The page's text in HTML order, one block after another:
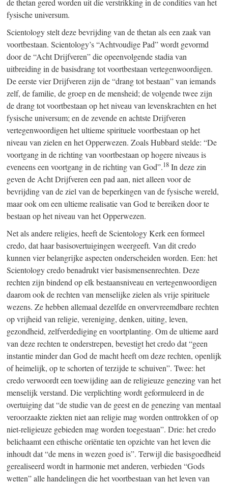
fysische universum.
Scientology stelt deze bevrijding van de thetan als een zaak van
voortbestaan. Scientology’s “Achtvoudige Pad” wordt gevormd
door de “Acht Drijfveren” die opeenvolgende stadia van
uitbreiding in de basisdrang tot voortbestaan vertegenwoordigen.
De eerste vier Drijfveren zijn de “drang tot bestaan” van iemands
zelf, de familie, de groep en de mensheid; de volgende twee zijn
de drang tot voortbestaan op het niveau van levenskrachten en het
fysische universum; en de zevende en achtste Drijfveren
vertegenwoordigen het ultieme spirituele voortbestaan op het
niveau van zielen en het Opperwezen. Zoals Hubbard stelde: “De
voortgang in de richting van voortbestaan op hogere niveaus is
eveneens een voortgang in de richting van God”.18 In deze zin
geven de Acht Drijfveren een pad aan, niet alleen voor de
bevrijding van de ziel van de beperkingen van de fysische wereld,
maar ook om een ultieme realisatie van God te bereiken door te
bestaan op het niveau van het Opperwezen.
Net als andere religies, heeft de Scientology Kerk een formeel
credo, dat haar basisovertuigingen weergeeft. Van dit credo
kunnen vier belangrijke aspecten onderscheiden worden. Een: het
Scientology credo benadrukt vier basismensenrechten. Deze
rechten zijn bindend op elk bestaansniveau en vertegenwoordigen
daarom ook de rechten van menselijke zielen als vrije spirituele
wezens. Ze hebben allemaal dezelfde en onvervreemdbare rechten
op vrijheid van religie, vereniging, denken, uiting, leven,
gezondheid, zelfverdediging en voortplanting. Om de ultieme aard
van deze rechten te onderstrepen, bevestigt het credo dat “geen
instantie minder dan God de macht heeft om deze rechten, openlijk
of heimelijk, op te schorten of terzijde te schuiven”. Twee: het
credo verwoordt een toewijding aan de religieuze genezing van het
menselijk verstand. Die verplichting wordt geformuleerd in de
overtuiging dat “de studie van de geest en de genezing van mentaal
veroorzaakte ziekten niet aan religie mag worden onttrokken of op
niet-religieuze gebieden mag worden toegestaan”. Drie: het credo
belichaamt een ethische oriëntatie ten opzichte van het leven die
inhoudt dat “de mens in wezen goed is”. Terwijl die basisgoedheid
gerealiseerd wordt in harmonie met anderen, verbieden “Gods
wetten” alle handelingen die het voortbestaan van het leven van